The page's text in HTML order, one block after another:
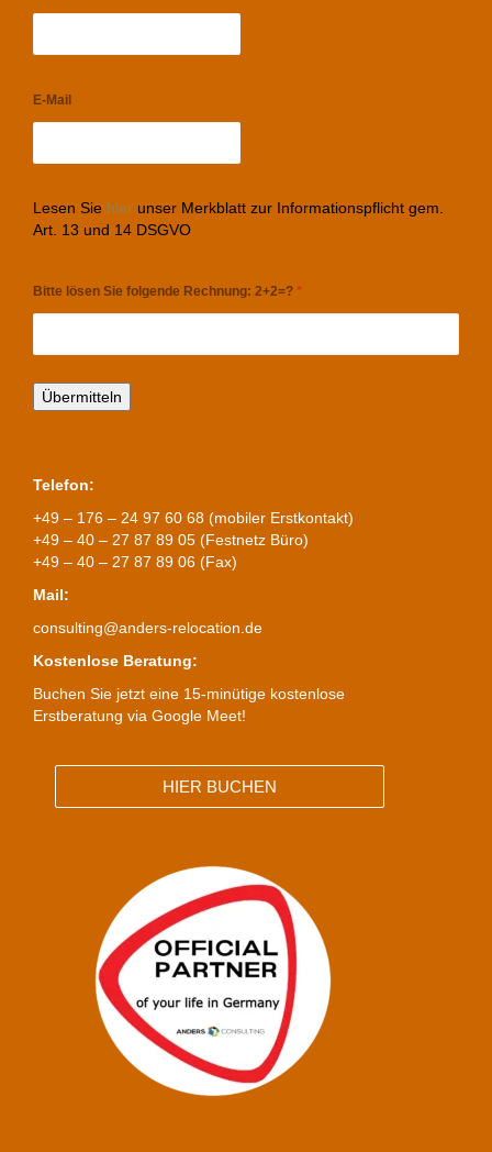
E-Mail
Lesen Sie hier unser Merkblatt zur Informationspflicht gem.
Art. 13 und 14 DSGVO
Bitte lösen Sie folgende Rechnung: 2+2=? *
Telefon:
+49 – 176 – 24 97 60 68 (mobiler Erstkontakt)
+49 – 40 – 27 87 89 05 (Festnetz Büro)
+49 – 40 – 27 87 89 06 (Fax)
Mail:
consulting@anders-relocation.de
Kostenlose Beratung:
Buchen Sie jetzt eine 15-minütige kostenlose
Erstberatung via Google Meet!
HIER BUCHEN